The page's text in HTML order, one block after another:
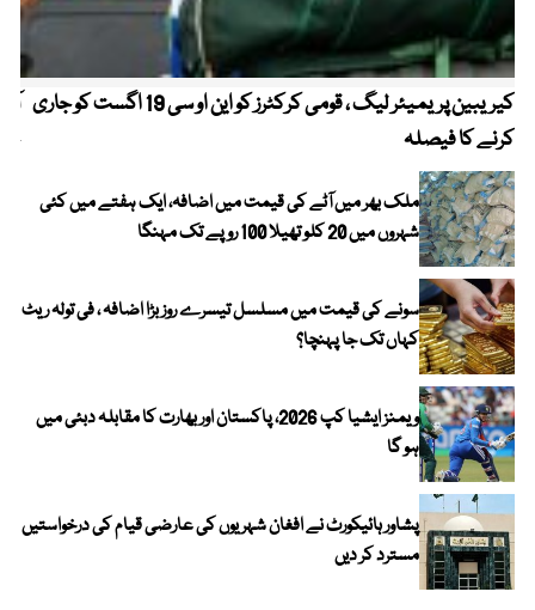
کیریبین پریمیئر لیگ ، قومی کرکٹرز کو این او سی 19 اگست کو جاری
کرنے کا فیصلہ
ملک بھر میں آٹے کی قیمت میں اضافہ، ایک ہفتے میں کئی
شہروں میں 20 کلو تھیلا 100 روپے تک مہنگا
سونے کی قیمت میں مسلسل تیسرے روز بڑا اضافہ ، فی تولہ ریٹ
کہاں تک جا پہنچا؟
ویمنز ایشیا کپ 2026، پاکستان اور بھارت کا مقابلہ دبئی میں
ہو گا
پشاور ہائیکورٹ نے افغان شہریوں کی عارضی قیام کی درخواستیں
مسترد کر دیں